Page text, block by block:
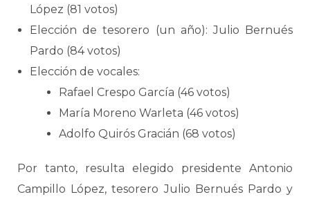
López (81 votos)
Elección de tesorero (un año): Julio Bernués
Pardo (84 votos)
Elección de vocales:
Rafael Crespo García (46 votos)
María Moreno Warleta (46 votos)
Adolfo Quirós Gracián (68 votos)
Por tanto, resulta elegido presidente Antonio
Campillo López, tesorero Julio Bernués Pardo y